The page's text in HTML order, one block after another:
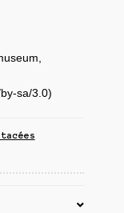
sa/3.0)